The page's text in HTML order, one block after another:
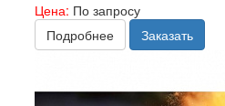
Цена: По запросу
Подробнее
Заказать